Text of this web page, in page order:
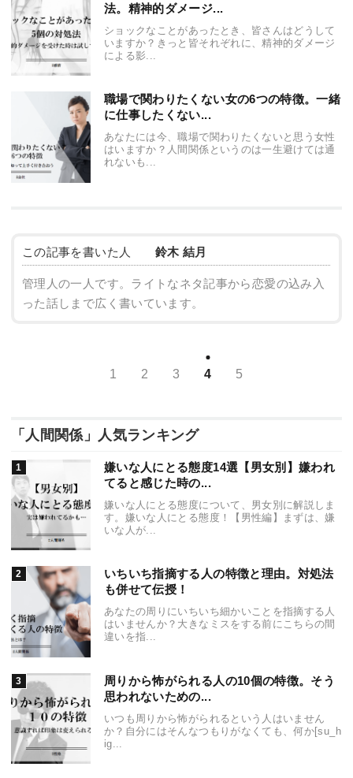
法。精神的ダメージ...
ショックなことがあったとき、皆さんはどうして
いますか？きっと皆それぞれに、精神的ダメージ
による影...
職場で関わりたくない女の6つの特徴。一緒
に仕事したくない...
あなたには今、職場で関わりたくないと思う女性
はいますか？人間関係というのは一生避けては通
れないも...
この記事を書いた人 鈴木 結月
管理人の一人です。ライトなネタ記事から恋愛の込み入
った話しまで広く書いています。
1 2 3 4 5
「人間関係」人気ランキング
嫌いな人にとる態度14選【男女別】嫌われ
てると感じた時の...
嫌いな人にとる態度について、男女別に解説しま
す。嫌いな人にとる態度！【男性編】まずは、嫌
いな人が...
いちいち指摘する人の特徴と理由。対処法
も併せて伝授！
あなたの周りにいちいち細かいことを指摘する人
はいませんか？大きなミスをする前にこちらの間
違いを指...
周りから怖がられる人の10個の特徴。そう
思われないための...
いつも周りから怖がられるという人はいません
か？自分にはそんなつもりがなくても、何か[su_h
ig...